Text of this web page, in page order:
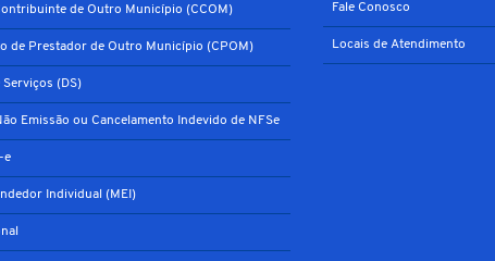
de Outro Município (CCOM)
de Prestador de Outro Município (CPOM)
Serviços (DS)
Emissão ou Cancelamento Indevido de NFSe
e
Individual (MEI)
Fale Conosco
Locais de Atendimento